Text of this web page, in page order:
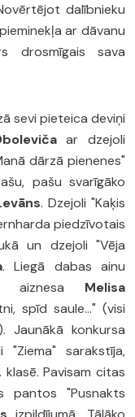
dalībnieku
ar dāvanu
drosmīgais sava
sevi pieteica deviņi
ar dzejoli
dārzā pienenes"
pašu svarīgāko
. Dzejoli "Kaķis
piedzīvotais
un dzejoli "Vēja
. Liegā dabas ainu
aiznesa Melisa
spīd saule…" (visi
Jaunākā konkursa
"Ziema" sarakstīja,
klasē. Pavisam citas
pantos "Pusnakts